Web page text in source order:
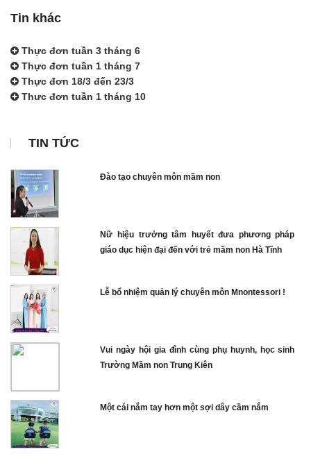
Tin khác
Thực đơn tuần 3 tháng 6
Thực đơn tuần 1 tháng 7
Thực đơn 18/3 đến 23/3
Thưc đơn tuần 1 tháng 10
TIN TỨC
Đào tạo chuyên môn mầm non
Nữ hiệu trưởng tâm huyết đưa phương pháp
giáo dục hiện đại đến với trẻ mầm non Hà Tĩnh
Lễ bổ nhiệm quản lý chuyên môn Mnontessori !
Vui ngày hội gia đình cùng phụ huynh, học sinh
Trường Mầm non Trung Kiên
Một cái nắm tay hơn một sợi dây cầm nắm